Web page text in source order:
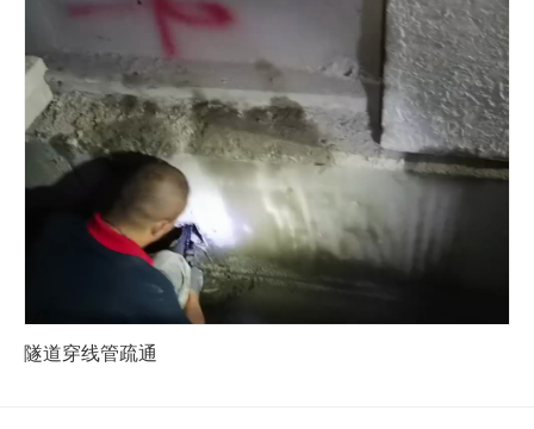
隧道穿线管疏通